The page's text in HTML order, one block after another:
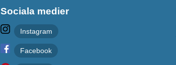
Sociala medier
Instagram
Facebook